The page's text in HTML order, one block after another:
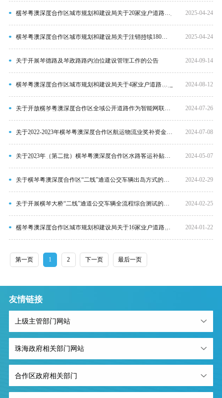
横琴粤澳深度合作区城市规划和建设局关于20家业户道路普
通货物运输经营许可证逾期及6辆营运车辆《道路运输证》逾
期未年审的通告
2025-04-24
横琴粤澳深度合作区城市规划和建设局关于注销持续180天以
上无对应运输车辆的业户道路运输经营许可证的通告
2025-04-24
关于开展琴德路及琴政路路内泊位建设管理工作的公告 2024-09-14
横琴粤澳深度合作区城市规划和建设局关于4家业户道路普通
货物运输经营许可证、5辆营运车辆《道路运输证》逾期的通
告
2024-08-12
关于开放横琴粤澳深度合作区全域公开道路作为智能网联汽
车道路测试和示范应用路段的公告
2024-07-26
关于2022-2023年横琴粤澳深度合作区航运物流业奖补资金分
配方案的公示
2024-07-08
关于2023年（第二批）横琴粤澳深度合作区水路客运补贴资
金分配方案的公示
2024-05-07
关于横琴粤澳深度合作区“二线”通道公交车辆出岛方式的通
告
2024-02-29
关于开展横琴大桥“二线”通道公交车辆全流程综合测试的公
告
2024-02-25
横琴粤澳深度合作区城市规划和建设局关于16家业户道路普
通货物运输经营许可证、65辆营运车辆《道路运输证》逾期
的通告
2024-01-22
第一页 1 2 下一页 最后一页
友情链接
上级主管部门网站
珠海政府相关部门网站
合作区政府相关部门